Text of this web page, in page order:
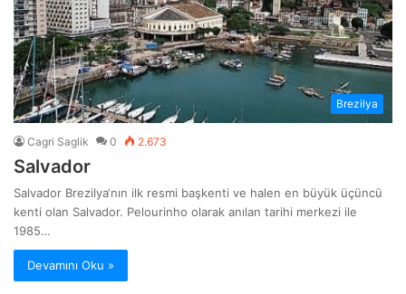
Brezilya
Cagri Saglik 0 2.673
Salvador
Salvador Brezilya‘nın ilk resmi başkenti ve halen en büyük üçüncü
kenti olan Salvador. Pelourinho olarak anılan tarihi merkezi ile
1985…
Devamını Oku »